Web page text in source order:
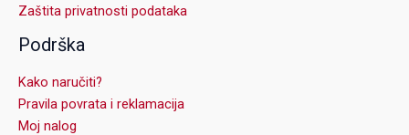
Zaštita privatnosti podataka
Podrška
Kako naručiti?
Pravila povrata i reklamacija
Moj nalog